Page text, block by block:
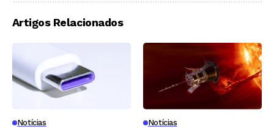
Artigos Relacionados
Notícias Notícias